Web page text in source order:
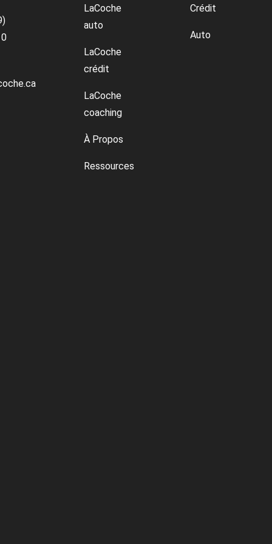
LaCoche
auto
LaCoche
crédit
LaCoche
coaching
À Propos
Ressources
Crédit
Auto